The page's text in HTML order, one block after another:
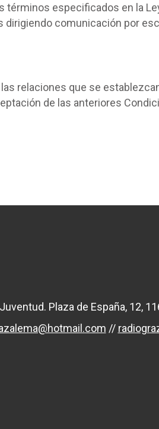
especificados en la
comunicación por
relaciones que se
de las anteriores
Plaza de España, 12,
//